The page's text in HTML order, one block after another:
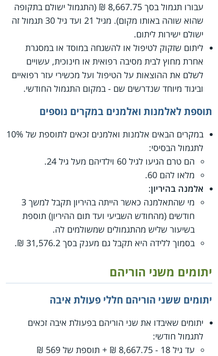
עבורו תגמול בסך 8,667.75 ₪ (התגמול ישולם בתקופה
שהוא שוהה באותו מקום). מגיל 21 ועד גיל 30 תגמול זה
ישולם ישירות ליתום.
ליתום שזקוק לטיפול או להשגחה במוסד או במסגרת
אחרת מחוץ לבית מסיבה רפואית או חינוכית, עשויים
לשלם את ההוצאות על הטיפול ועל מכשירי עזר רפואיים
וביגוד מיוחד שנדרשים שם - במקום התגמול החודשי.
תוספת לאלמנות ואלמנים במקרים נוספים
במקרים הבאים אלמנות ואלמנים זכאים לתוספת של 10%
לתגמול הבסיסי:
הם טרם הגיעו לגיל 60 וילדיהם מעל גיל 24.
מלאו להם 60.
אלמנה בהיריון:
מי שהתאלמנה כאשר הייתה בהיריון תקבל למשך 3
חודשים (מהחודש השביעי ועד תום ההיריון) תוספת
בשיעור שליש מהתגמולים שמשולמים לה.
בסמוך ללידה היא תקבל גם מענק בסך 31,576.2 ₪.
יתומים משני הוריהם
יתומים ששני הוריהם חללי פעולת איבה
יתומים שאיבדו את שני הוריהם בפעולת איבה זכאים
לתגמול חודשי:
עד גיל 18 - 8,667.75 ₪ + תוספת של 569 ₪